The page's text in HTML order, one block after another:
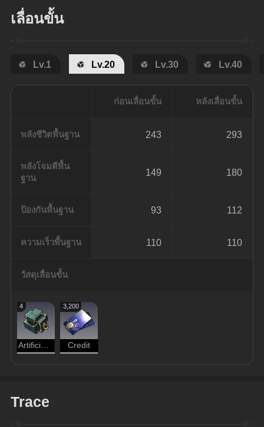
เลื่อนขั้น
Lv.1 Lv.20 Lv.30 Lv.40
ก่อนเลื่อนขั้น หลังเลื่อนขั้น
พลังชีวิตพื้นฐาน 243 293
พลังโจมตีพื้น
ฐาน
149 180
ป้องกันพื้นฐาน 93 112
ความเร็วพื้นฐาน 110 110
วัสดุเลื่อนขั้น
4
Artificial Mechanical Component
3,200
Credit
Trace